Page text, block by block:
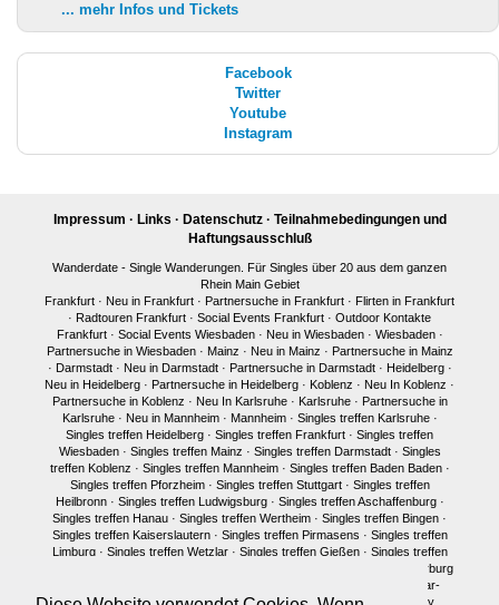
... mehr Infos und Tickets
Facebook
Twitter
Youtube
Instagram
Impressum · Links · Datenschutz· Teilnahmebedingungen und
Haftungsausschluß
Wanderdate - Single Wanderungen. Für Singles über 20 aus dem ganzen
Rhein Main Gebiet
Frankfurt · Neu in Frankfurt · Partnersuche in Frankfurt · Flirten in Frankfurt
· Radtouren Frankfurt · Social Events Frankfurt · Outdoor Kontakte
Frankfurt· Social Events Wiesbaden· Neu in Wiesbaden· Wiesbaden·
Partnersuche in Wiesbaden· Mainz · Neu in Mainz · Partnersuche in Mainz
· Darmstadt· Neu in Darmstadt· Partnersuche in Darmstadt· Heidelberg·
Neu in Heidelberg · Partnersuche in Heidelberg · Koblenz · Neu In Koblenz ·
Partnersuche in Koblenz · Neu In Karlsruhe· Karlsruhe· Partnersuche in
Karlsruhe· Neu in Mannheim· Mannheim· Singles treffen Karlsruhe·
Singles treffen Heidelberg · Singles treffen Frankfurt · Singles treffen
Wiesbaden· Singles treffen Mainz · Singles treffen Darmstadt· Singles
treffen Koblenz · Singles treffen Mannheim· Singles treffen Baden Baden·
Singles treffen Pforzheim· Singles treffen Stuttgart· Singles treffen
Heilbronn· Singles treffen Ludwigsburg· Singles treffen Aschaffenburg·
Singles treffen Hanau · Singles treffen Wertheim · Singles treffen Bingen ·
Singles treffen Kaiserslautern· Singles treffen Pirmasens · Singles treffen
Limburg· Singles treffen Wetzlar· Singles treffen Gießen· Singles treffen
Singles treffen Marburg
Singles treffen Idar-
Oberstein·Neu in München·Singles treffen München· Single Party